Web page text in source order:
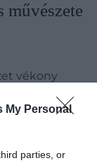
My Personal
parties, or
művészete
vékony